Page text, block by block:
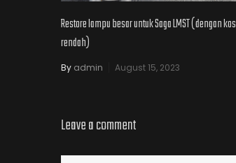
Restore lampu besar untuk Saga LMST ( dengan kos
rendah)
By admin August 15, 2023
Leave a comment